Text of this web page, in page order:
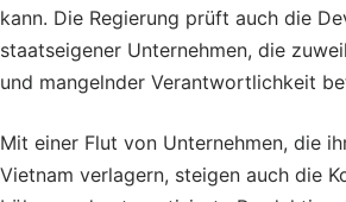
kann. Die Regierung prüft auch die
staatseigener Unternehmen, die
und mangelnder Verantwortlichkeit
Mit einer Flut von Unternehmen, die
Vietnam verlagern, steigen auch die